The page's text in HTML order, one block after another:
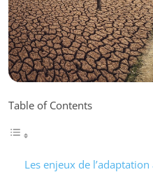
Table of Contents
Les enjeux de